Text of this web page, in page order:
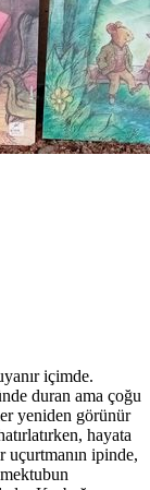
içimde.
duran ama çoğu
yeniden görünür
hayata
uçurtmanın ipinde,